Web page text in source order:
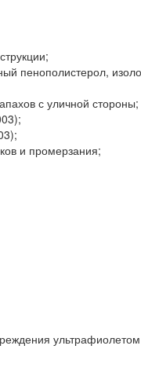
пенополистерол,
с уличной стороны;
и промерзания;